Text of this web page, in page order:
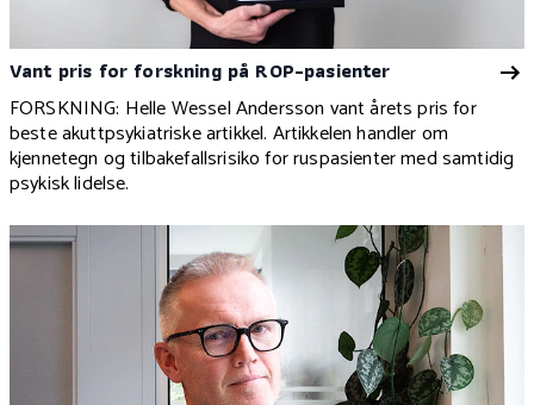
Vant pris for forskning på ROP-pasienter
FORSKNING: Helle Wessel Andersson vant årets pris for
beste akuttpsykiatriske artikkel. Artikkelen handler om
kjennetegn og tilbakefallsrisiko for ruspasienter med samtidig
psykisk lidelse.